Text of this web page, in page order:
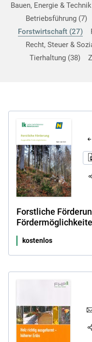
Bauen, Energie & Technik
Betriebsführung 7
Forstwirtschaft 27
Recht, Steuer &
Tierhaltung 38
Forstliche
kostenlos